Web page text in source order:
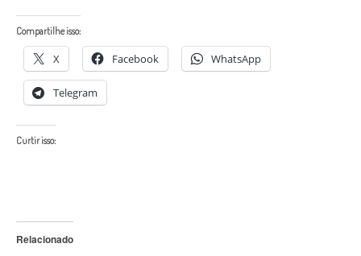
Compartilhe isso:
X Facebook WhatsApp
Telegram
Curtir isso:
Relacionado